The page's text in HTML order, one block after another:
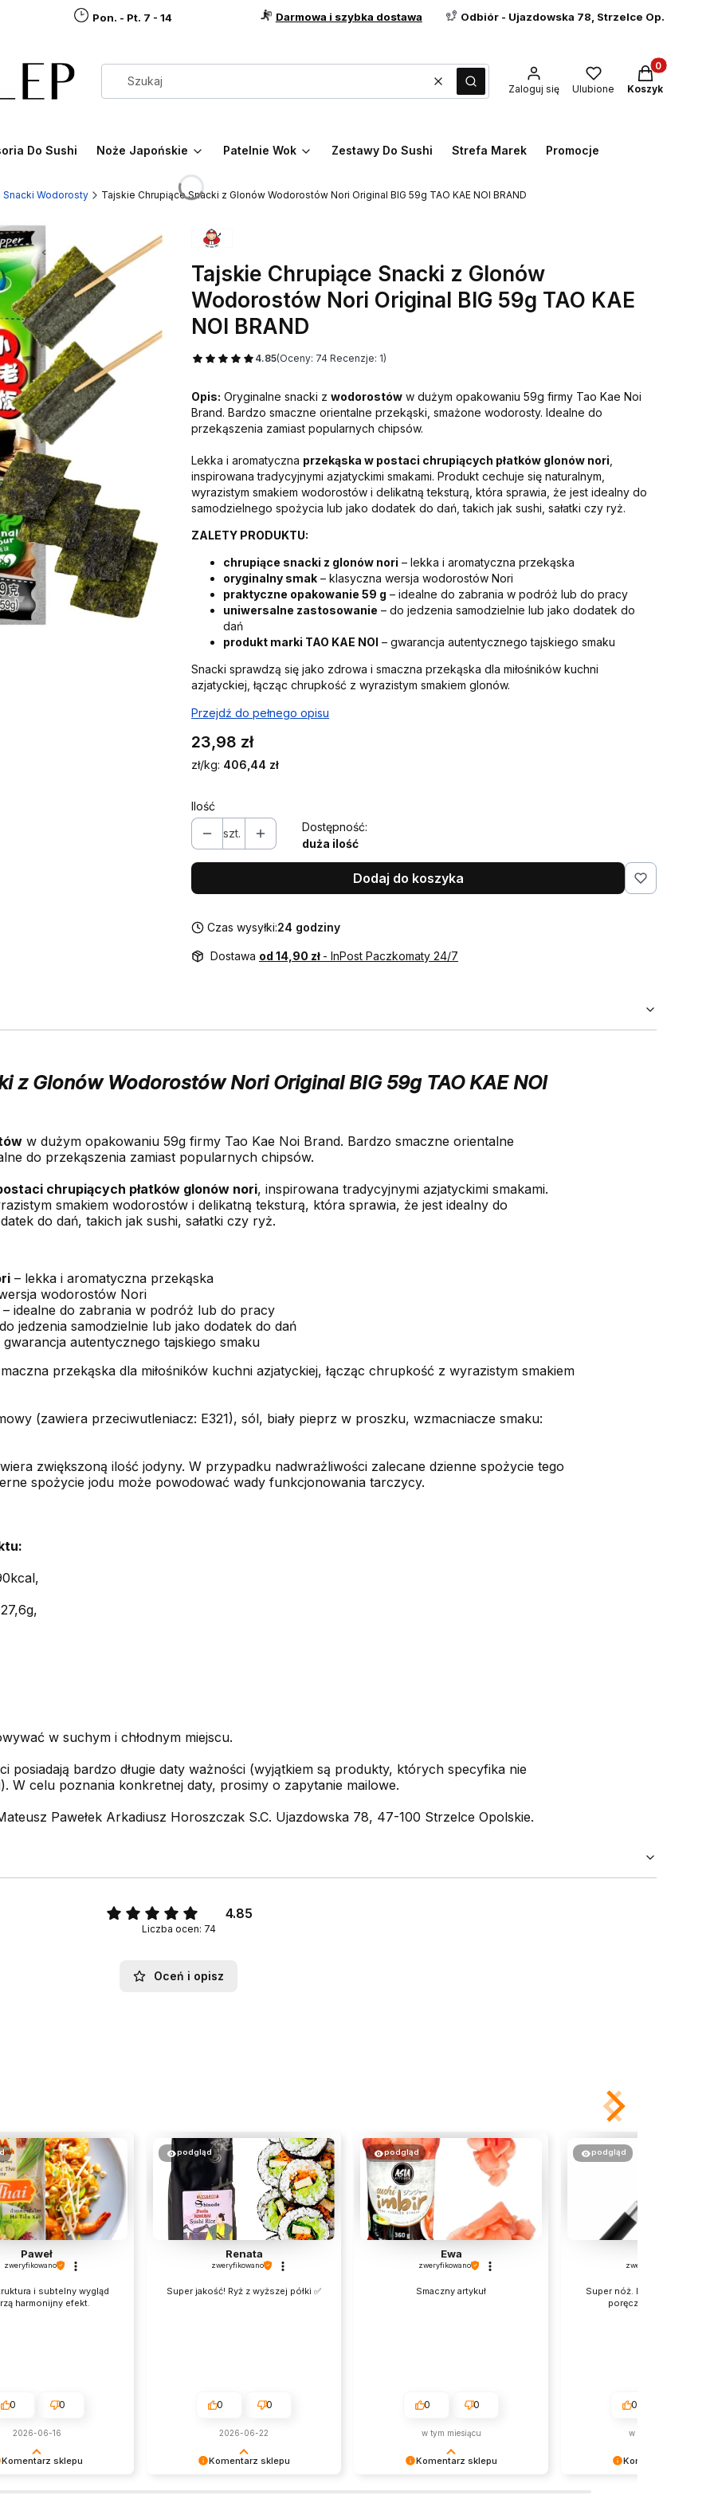
Pon. - Pt. 7 - 14 Darmowa i szybka dostawa Odbiór - Ujazdowska 78, Strzelce Op.
WyczyśćSzukaj Zaloguj się Ulubione
Produkty w
Koszyk
Do Sushi Noże Japońskie Patelnie Wok Zestawy Do Sushi Strefa Marek Promocje
Snacki Wodorosty Tajskie Chrupiące Snacki z Glonów Wodorostów Nori Original BIG 59g TAO KAE NOI BRAND
Tajskie Chrupiące Snacki z Glonów
Wodorostów Nori Original BIG 59g TAO KAE
NOI BRAND
4.85(Oceny: 74 Recenzje: 1)
Opis: Oryginalne snacki z wodorostów w dużym opakowaniu 59g firmy Tao Kae Noi
Brand. Bardzo smaczne orientalne przekąski, smażone wodorosty. Idealne do
przekąszenia zamiast popularnych chipsów.
Lekka i aromatyczna przekąska w postaci chrupiących płatków glonów nori
inspirowana tradycyjnymi azjatyckimi smakami. Produkt cechuje się naturalnym,
wyrazistym smakiem wodorostów i delikatną teksturą, która sprawia, że jest idealny do
samodzielnego spożycia lub jako dodatek do dań, takich jak sushi, sałatki czy ryż.
ZALETY PRODUKTU:
chrupiące snacki z glonów nori – lekka i aromatyczna przekąska
oryginalny smak – klasyczna wersja wodorostów Nori
praktyczne opakowanie 59 g – idealne do zabrania w podróż lub do pracy
uniwersalne zastosowanie – do jedzenia samodzielnie lub jako dodatek do
dań
produkt marki TAO KAE NOI – gwarancja autentycznego tajskiego smaku
Snacki sprawdzą się jako zdrowa i smaczna przekąska dla miłośników kuchni
azjatyckiej, łącząc chrupkość z wyrazistym smakiem glonów.
Przejdź do pełnego opisu
Cena
23,98 zł
zł/kg: 406,44 zł
Ilość
szt.
Dostępność:
duża ilość
Dodaj do koszyka
Czas wysyłki:24 godziny
Dostawa od 14,90 zł - InPost Paczkomaty 24/7
z Glonów Wodorostów Nori Original BIG 59g TAO KAE NOI
w dużym opakowaniu 59g firmy Tao Kae Noi Brand. Bardzo smaczne orientalne
do przekąszenia zamiast popularnych chipsów.
chrupiących płatków glonów nori, inspirowana tradycyjnymi azjatyckimi smakami.
smakiem wodorostów i delikatną teksturą, która sprawia, że jest idealny do
do dań, takich jak sushi, sałatki czy ryż.
– lekka i aromatyczna przekąska
wodorostów Nori
idealne do zabrania w podróż lub do pracy
jedzenia samodzielnie lub jako dodatek do dań
autentycznego tajskiego smaku
przekąska dla miłośników kuchni azjatyckiej, łącząc chrupkość z wyrazistym smakiem
(zawiera przeciwutleniacz: E321), sól, biały pieprz w proszku, wzmacniacze smaku:
zwiększoną ilość jodyny. W przypadku nadwrażliwości zalecane dzienne spożycie tego
spożycie jodu może powodować wady funkcjonowania tarczycy.
w suchym i chłodnym miejscu.
posiadają bardzo długie daty ważności (wyjątkiem są produkty, których specyfika nie
W celu poznania konkretnej daty, prosimy o zapytanie mailowe.
Pawełek Arkadiusz Horoszczak S.C. Ujazdowska 78, 47-100 Strzelce Opolskie.
4.85
Liczba ocen: 74
Oceń i opisz
Komentarz sklepu
Paweł
zweryfikowano
i subtelny wygląd
harmonijny efekt.
0 0
2026-06-16
Komentarz sklepu
podgląd
Renata
zweryfikowano
Super jakość! Ryż z wyższej półki ✅
0 0
2026-06-22
Komentarz sklepu
podgląd
Ewa
zweryfikowano
Smaczny artykuł
0 0
w tym miesiącu
Komentarz sklepu
podgląd
zweryfikowano
Super nóż. Rozmiar idealny.
poręczny i mega ostry!!
0
w tym miesiącu